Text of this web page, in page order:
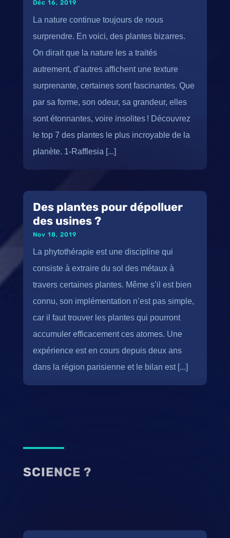
Déc 16, 2019
La nature continue toujours de nous
surprendre. En voici, des plantes bizarres.
On dirait que la nature les a traités
autrement, d’autres affichent une texture
surprenante, certaines sont fascinantes. Que
par sa forme, son odeur, sa grandeur, elles
sont étonnantes, voire insolites ! Découvrez
le top 7 des plantes le plus incroyable de la
planète. 1-Rafflesia [...]
Des plantes pour dépolluer
des usines ?
Nov 18, 2019
La phytothérapie est une discipline qui
consiste à extraire du sol des métaux à
travers certaines plantes. Même s’il est bien
connu, son implémentation n’est pas simple,
car il faut trouver les plantes qui pourront
accumuler efficacement ces atomes. Une
expérience est en cours depuis deux ans
dans la région parisienne et le bilan est [...]
SCIENCE ?